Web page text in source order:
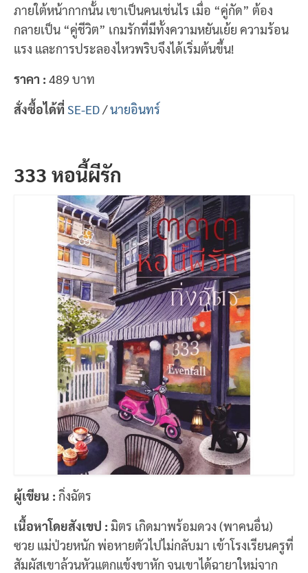
ภายใต้หน้ากากนั้น เขาเป็นคนเช่นไร เมื่อ “คู่กัด” ต้อง
กลายเป็น “คู่ชีวิต” เกมรักที่มีทั้งความหยันเย้ย ความร้อน
แรง และการประลองไหวพริบจึงได้เริ่มต้นขึ้น!
ราคา : 489 บาท
สั่งซื้อได้ที่ SE-ED /นายอินทร์
333 หอนี้ผีรัก
ผู้เขียน : กิ่งฉัตร
เนื้อหาโดยสังเขป : มิตร เกิดมาพร้อมดวง (พาคนอื่น)
ซวย แม่ป่วยหนัก พ่อหายตัวไปไม่กลับมา เข้าโรงเรียนครูที่
สัมผัสเขาล้วนหัวแตกแข้งขาหัก จนเขาได้ฉายาใหม่จาก